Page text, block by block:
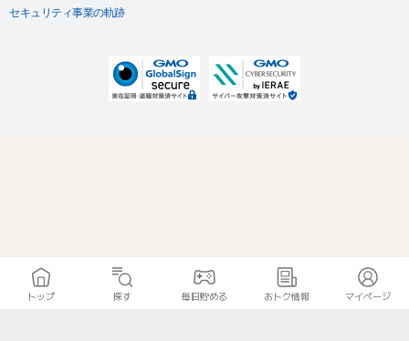
セキュリティ事業の軌跡
トップ 探す 毎日貯める おトク情報 マイページ